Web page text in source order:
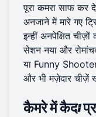
पूरा कमरा साफ कर
अनजाने में मारे गए
इन्हीं अनपेक्षित
सेशन नया और
या Funny
और भी मज़ेदार चीज़ें
कैमरे में कैद: